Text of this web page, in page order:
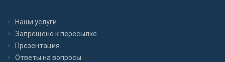
Наши услуги
Запрещено к пересылкe
Презентация
Ответы на вопросы